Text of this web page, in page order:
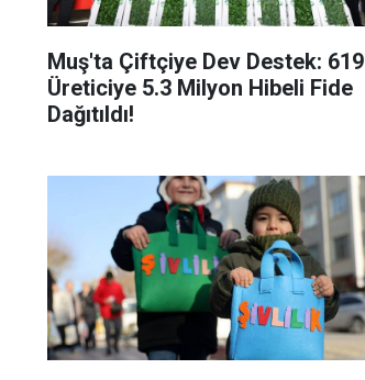
Muş'ta Çiftçiye Dev Destek: 619
Üreticiye 5.3 Milyon Hibeli Fide
Dağıtıldı!